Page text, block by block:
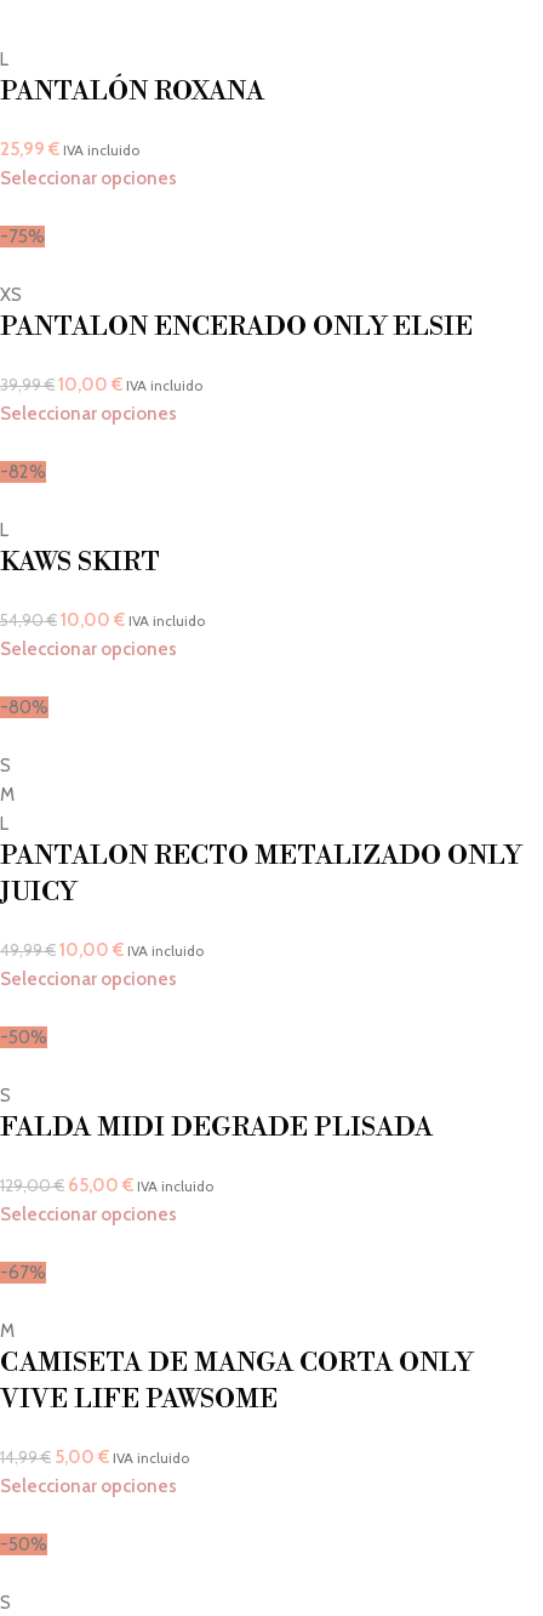
L
PANTALÓN ROXANA
25,99 € IVA incluido
Seleccionar opciones
-75%
XS
PANTALON ENCERADO ONLY ELSIE
39,99€10,00 € IVA incluido
Seleccionar opciones
-82%
L
KAWS SKIRT
54,90€10,00 € IVA incluido
Seleccionar opciones
-80%
S
M
L
PANTALON RECTO METALIZADO ONLY
JUICY
49,99€10,00 € IVA incluido
Seleccionar opciones
-50%
S
FALDA MIDI DEGRADE PLISADA
129,00€ 65,00 € IVA incluido
Seleccionar opciones
-67%
M
CAMISETA DE MANGA CORTA ONLY
VIVE LIFE PAWSOME
14,99€ 5,00 € IVA incluido
Seleccionar opciones
-50%
S